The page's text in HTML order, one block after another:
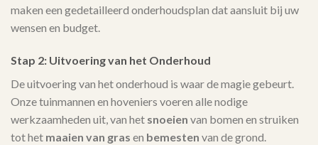
maken een gedetailleerd onderhoudsplan dat aansluit bij uw
wensen en budget.
Stap 2: Uitvoering van het Onderhoud
De uitvoering van het onderhoud is waar de magie gebeurt.
Onze tuinmannen en hoveniers voeren alle nodige
werkzaamheden uit, van het snoeien van bomen en struiken
tot het maaien van gras en bemesten van de grond.